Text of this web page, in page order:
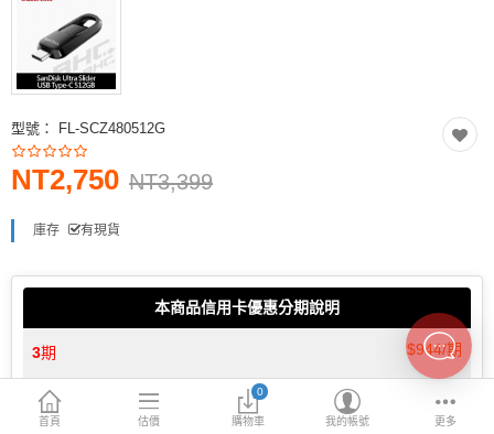
2.5 SSD
M.2 SSD
內接式硬碟
外接隨身碟
More Categories
首頁 估價
0
購物車 我的帳號 更多
型號： FL-SCZ480512G
NT2,750 NT3,399
庫存 有現貨
本商品信用卡優惠分期說明
3期 $944/期
6期 $477/期